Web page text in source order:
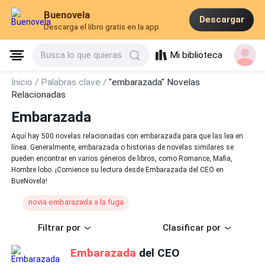
Buenovela
Descarga el libro gratis en la app
Descargar
Busca lo que quieras Mi biblioteca
Inicio / Palabras clave /"embarazada" Novelas
Relacionadas
Embarazada
Aquí hay 500 novelas relacionadas con embarazada para que las lea en
línea. Generalmente, embarazada o historias de novelas similares se
pueden encontrar en varios géneros de libros, como Romance, Mafia,
Hombre lobo. ¡Comience su lectura desde Embarazada del CEO en
BueNovela!
novia embarazada a la fuga
Filtrar por Clasificar por
Embarazada del CEO